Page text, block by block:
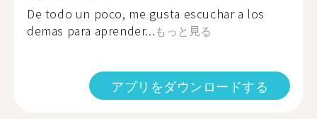
De todo un poco, me gusta escuchar a los
demas para aprender...もっと見る
アプリをダウンロードする